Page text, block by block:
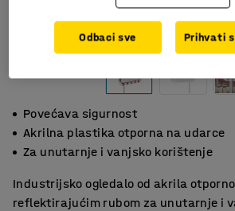
Povećava sigurnost
Akrilna plastika otporna na udarce
Za unutarnje i vanjsko korištenje
Industrijsko ogledalo od akrila
reflektirajućim rubom za unutarnje i
Odbaci sve Prihvati